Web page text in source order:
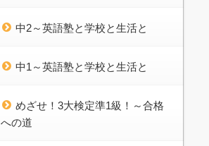
中2～英語塾と学校と生活と
中1～英語塾と学校と生活と
めざせ！3大検定準1級！～合格
への道